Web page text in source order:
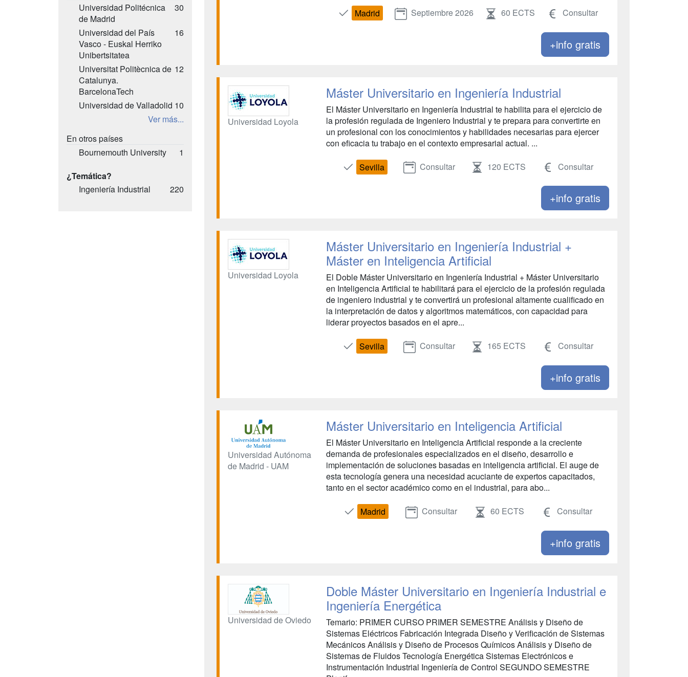
Universidad Politécnica
de Madrid
30
Universidad del País
Vasco - Euskal Herriko
Unibertsitatea
16
Universitat Politècnica de
Catalunya.
BarcelonaTech
12
Universidad de Valladolid 10
Ver más...
En otros países
Bournemouth University
1
¿Temática?
Ingeniería Industrial
220
Madrid Septiembre 2026 60 ECTS Consultar
+info gratis
Universidad Loyola
Máster Universitario en Ingeniería Industrial
El Máster Universitario en Ingeniería Industrial te habilita para el ejercicio de
la profesión regulada de Ingeniero Industrial y te prepara para convertirte en
un profesional con los conocimientos y habilidades necesarias para ejercer
con eficacia tu trabajo en el contexto empresarial actual. ...
Sevilla Consultar 120 ECTS Consultar
+info gratis
Universidad Loyola
Máster Universitario en Ingeniería Industrial +
Máster en Inteligencia Artificial
El Doble Máster Universitario en Ingeniería Industrial + Máster Universitario
en Inteligencia Artificial te habilitará para el ejercicio de la profesión regulada
de ingeniero industrial y te convertirá un profesional altamente cualificado en
la interpretación de datos y algoritmos matemáticos, con capacidad para
liderar proyectos basados en el apre...
Sevilla Consultar 165 ECTS Consultar
+info gratis
Universidad Autónoma
de Madrid - UAM
Máster Universitario en Inteligencia Artificial
El Máster Universitario en Inteligencia Artificial responde a la creciente
demanda de profesionales especializados en el diseño, desarrollo e
implementación de soluciones basadas en inteligencia artificial. El auge de
esta tecnología genera una necesidad acuciante de expertos capacitados,
tanto en el sector académico como en el industrial, para abo...
Madrid Consultar 60 ECTS Consultar
+info gratis
Universidad de Oviedo
Doble Máster Universitario en Ingeniería Industrial e
Ingeniería Energética
Temario: PRIMER CURSO PRIMER SEMESTRE Análisis y Diseño de
Sistemas Eléctricos Fabricación Integrada Diseño y Verificación de Sistemas
Mecánicos Análisis y Diseño de Procesos Químicos Análisis y Diseño de
Sistemas de Fluidos Tecnología Energética Sistemas Electrónicos e
Instrumentación Industrial Ingeniería de Control SEGUNDO SEMESTRE